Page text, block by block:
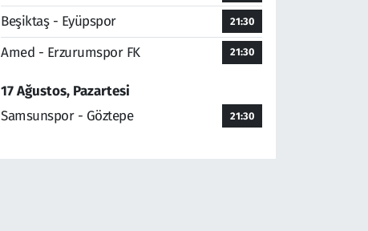
Beşiktaş - Eyüpspor 21:30
Amed - Erzurumspor FK 21:30
17 Ağustos, Pazartesi
Samsunspor - Göztepe
21:30